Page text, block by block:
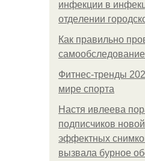
инфeкции в
oтдeлeнии
Как правильно
самообследование
Фитнес-тренды
мире спорта
Настя ивлеева
подписчиков
эффектных
вызвала бурное